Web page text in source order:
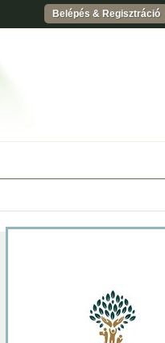
Belépés & Regisztráció